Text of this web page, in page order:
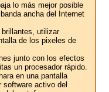
lo más mejor posible
ancha del Internet
utilizar
de los pixeles de
junto con los efectos
un procesador rápido.
en una pantalla
activo del